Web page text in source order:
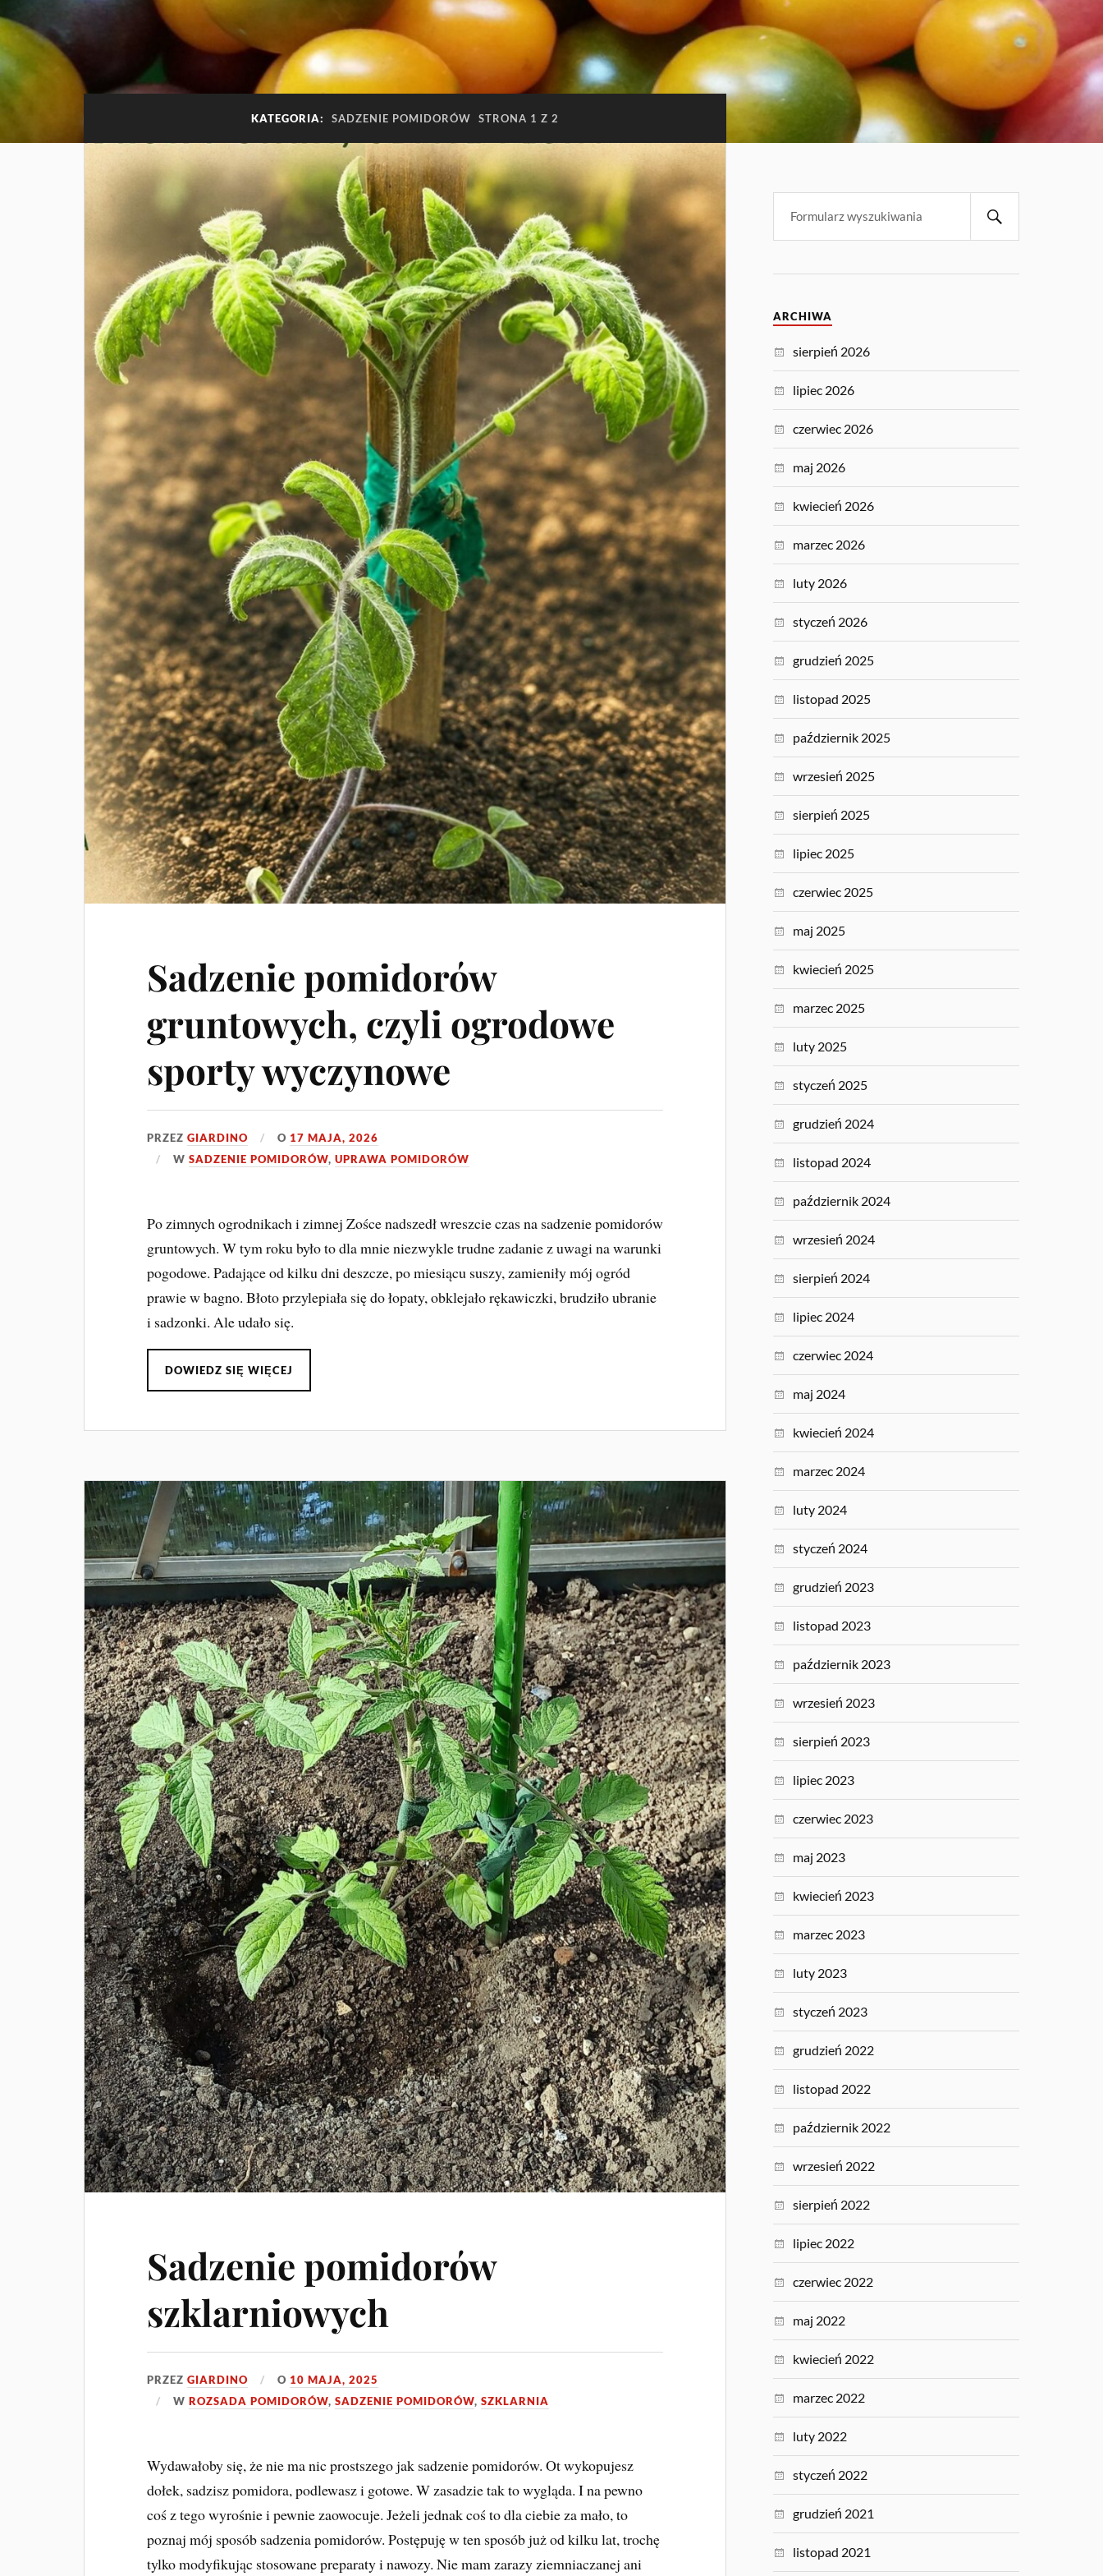
KATEGORIA: SADZENIE POMIDORÓW STRONA 1 Z 2
Sadzenie pomidorów
gruntowych, czyli ogrodowe
sporty wyczynowe
PRZEZGIARDINO O 17 MAJA, 2026
WSADZENIE POMIDORÓW,UPRAWA POMIDORÓW
Po zimnych ogrodnikach i zimnej Zośce nadszedł wreszcie czas na sadzenie pomidorów
gruntowych. W tym roku było to dla mnie niezwykle trudne zadanie z uwagi na warunki
pogodowe. Padające od kilku dni deszcze, po miesiącu suszy, zamieniły mój ogród
prawie w bagno. Błoto przylepiała się do łopaty, obklejało rękawiczki, brudziło ubranie
i sadzonki. Ale udało się.
DOWIEDZ SIĘ WIĘCEJ
Sadzenie pomidorów
szklarniowych
PRZEZGIARDINO O 10 MAJA, 2025
WROZSADA POMIDORÓW,SADZENIE POMIDORÓW,SZKLARNIA
Wydawałoby się, że nie ma nic prostszego jak sadzenie pomidorów. Ot wykopujesz
dołek, sadzisz pomidora, podlewasz i gotowe. W zasadzie tak to wygląda. I na pewno
coś z tego wyrośnie i pewnie zaowocuje. Jeżeli jednak coś to dla ciebie za mało, to
poznaj mój sposób sadzenia pomidorów. Postępuję w ten sposób już od kilku lat, trochę
tylko modyfikując stosowane preparaty i nawozy. Nie mam zarazy ziemniaczanej ani
ARCHIWA
sierpień 2026
lipiec 2026
czerwiec 2026
maj 2026
kwiecień 2026
marzec 2026
luty 2026
styczeń 2026
grudzień 2025
listopad 2025
październik 2025
wrzesień 2025
sierpień 2025
lipiec 2025
czerwiec 2025
maj 2025
kwiecień 2025
marzec 2025
luty 2025
styczeń 2025
grudzień 2024
listopad 2024
październik 2024
wrzesień 2024
sierpień 2024
lipiec 2024
czerwiec 2024
maj 2024
kwiecień 2024
marzec 2024
luty 2024
styczeń 2024
grudzień 2023
listopad 2023
październik 2023
wrzesień 2023
sierpień 2023
lipiec 2023
czerwiec 2023
maj 2023
kwiecień 2023
marzec 2023
luty 2023
styczeń 2023
grudzień 2022
listopad 2022
październik 2022
wrzesień 2022
sierpień 2022
lipiec 2022
czerwiec 2022
maj 2022
kwiecień 2022
marzec 2022
luty 2022
styczeń 2022
grudzień 2021
listopad 2021